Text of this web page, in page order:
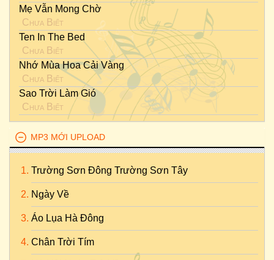
Mẹ Vẫn Mong Chờ
Chưa Biết
Ten In The Bed
Chưa Biết
Nhớ Mùa Hoa Cải Vàng
Chưa Biết
Sao Trời Làm Gió
Chưa Biết
MP3 MỚI UPLOAD
Trường Sơn Đông Trường Sơn Tây
Ngày Về
Áo Lụa Hà Đông
Chân Trời Tím